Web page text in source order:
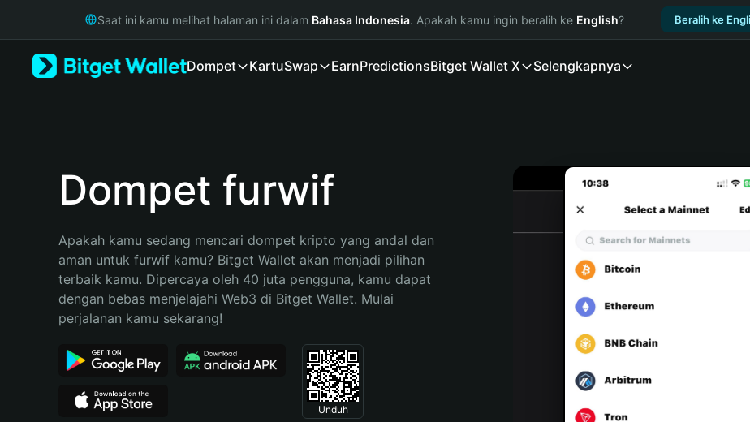
Русский
Bahasa Indonesia
Español (Argentina)
Saat ini kamu melihat halaman ini dalam Bahasa Indonesia. Apakah kamu ingin beralih ke English? Beralih ke
Dompet KartuSwap EarnPredictionsBitget Wallet X Selengkapnya
Dompet furwif
Apakah kamu sedang mencari dompet kripto yang andal dan
aman untuk furwif kamu? Bitget Wallet akan menjadi pilihan
terbaik kamu. Dipercaya oleh 40 juta pengguna, kamu dapat
dengan bebas menjelajahi Web3 di Bitget Wallet. Mulai
perjalanan kamu sekarang!
Unduh